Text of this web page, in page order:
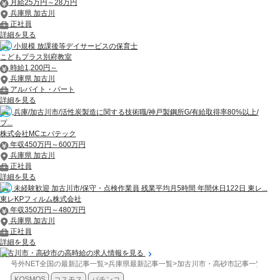
月給25万円～28万円
兵庫県 加古川
正社員
詳細を見る
小規模 放課後等デイサービスの保育士
こどもプラス別府教室
時給1,200円～
兵庫県 加古川
アルバイト・パート
詳細を見る
兵庫/加古川市/活性炭製造に関する技術職/神戸製鋼所G/有給取得率80%以上/
プ...
株式会社MCエバテック
年収450万円～600万円
兵庫県 加古川
正社員
詳細を見る
未経験歓迎 加古川市/保守・点検作業員 残業平均月5時間 年間休日122日 東レ...
東レKPフィルム株式会社
年収350万円～480万円
兵庫県 加古川
正社員
詳細を見る
加古川市・高砂市の高時給の求人情報を見る
号外NET全国の最新記事一覧>兵庫県最新記事一覧>加古川市・高砂市記事一覧